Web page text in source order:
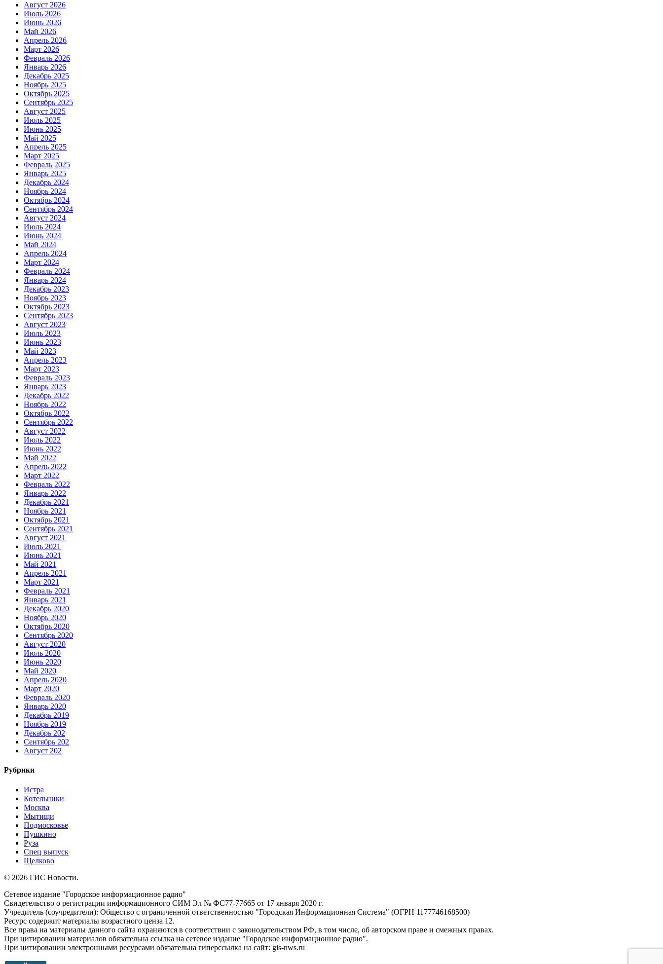
Август 2026
Июль 2026
Июнь 2026
Май 2026
Апрель 2026
Март 2026
Февраль 2026
Январь 2026
Декабрь 2025
Ноябрь 2025
Октябрь 2025
Сентябрь 2025
Август 2025
Июль 2025
Июнь 2025
Май 2025
Апрель 2025
Март 2025
Февраль 2025
Январь 2025
Декабрь 2024
Ноябрь 2024
Октябрь 2024
Сентябрь 2024
Август 2024
Июль 2024
Июнь 2024
Май 2024
Апрель 2024
Март 2024
Февраль 2024
Январь 2024
Декабрь 2023
Ноябрь 2023
Октябрь 2023
Сентябрь 2023
Август 2023
Июль 2023
Июнь 2023
Май 2023
Апрель 2023
Март 2023
Февраль 2023
Январь 2023
Декабрь 2022
Ноябрь 2022
Октябрь 2022
Сентябрь 2022
Август 2022
Июль 2022
Июнь 2022
Май 2022
Апрель 2022
Март 2022
Февраль 2022
Январь 2022
Декабрь 2021
Ноябрь 2021
Октябрь 2021
Сентябрь 2021
Август 2021
Июль 2021
Июнь 2021
Май 2021
Апрель 2021
Март 2021
Февраль 2021
Январь 2021
Декабрь 2020
Ноябрь 2020
Октябрь 2020
Сентябрь 2020
Август 2020
Июль 2020
Июнь 2020
Май 2020
Апрель 2020
Март 2020
Февраль 2020
Январь 2020
Декабрь 2019
Ноябрь 2019
Декабрь 202
Сентябрь 202
Август 202
Рубрики
Истра
Котельники
Москва
Мытищи
Подмосковье
Пушкино
Руза
Спец выпуск
Щелково
© 2026 ГИС Новости.
Сетевое издание "Городское информационное радио"
Свидетельство о регистрации информационного СИМ Эл № ФС77-77665 от 17 января 2020 г.
Учредитель (соучредители): Общество с ограниченной ответственностью "Городская Информационная Система" (ОГРН 1177746168500)
Ресурс содержит материалы возрастного ценза 12.
Все права на материалы данного сайта охраняются в соответствии с законодательством РФ, в том числе, об авторском праве и смежных правах.
При цитировании материалов обязательна ссылка на сетевое издание "Городское информационное радио".
При цитировании электронными ресурсами обязательна гиперссылка на сайт: gis-nws.ru